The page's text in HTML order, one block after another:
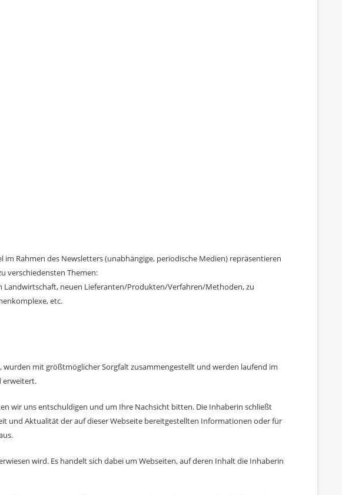
Rahmen des Newsletters (unabhängige, periodische Medien) repräsentieren
verschiedensten Themen:
Landwirtschaft, neuen Lieferanten/Produkten/Verfahren/Methoden, zu
etc.
mit größtmöglicher Sorgfalt zusammengestellt und werden laufend im
erweitert.
wir uns entschuldigen und um Ihre Nachsicht bitten. Die Inhaberin schließt
und Aktualität der auf dieser Webseite bereitgestellten Informationen oder für
wird. Es handelt sich dabei um Webseiten, auf deren Inhalt die Inhaberin